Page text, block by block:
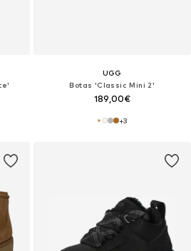
UGG
Botas 'Classic Mini 2'
189,00€
+3